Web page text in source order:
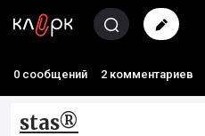
0 сообщений 2 комментариев
stas®